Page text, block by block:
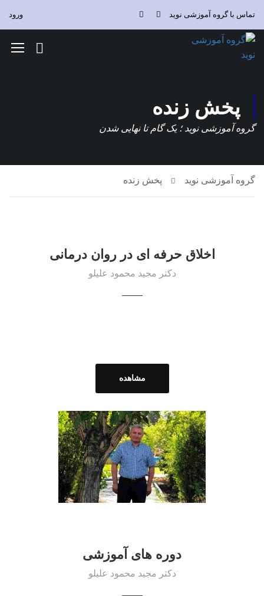
تماس با گروه آموزشی نوید ورود
پخش زنده
گروه آموزشی نوید ؛ یک گام تا نهایی شدن
گروه آموزشی نوید پخش زنده
اخلاق حرفه ای در روان درمانی
دکتر مجید محمود علیلو
مشاهده
دوره های آموزشی
دکتر مجید محمود علیلو